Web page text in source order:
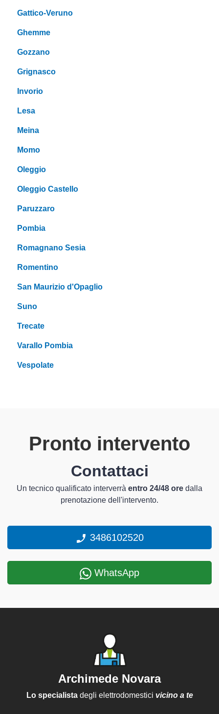
Gattico-Veruno
Ghemme
Gozzano
Grignasco
Invorio
Lesa
Meina
Momo
Oleggio
Oleggio Castello
Paruzzaro
Pombia
Romagnano Sesia
Romentino
San Maurizio d'Opaglio
Suno
Trecate
Varallo Pombia
Vespolate
Pronto intervento
Contattaci
Un tecnico qualificato interverrà entro 24/48 ore dalla
prenotazione dell'intervento.
3486102520
WhatsApp
Archimede Novara
Lo specialistadegli elettrodomestici vicino a te